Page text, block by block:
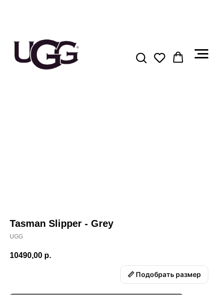
Tasman Slipper - Grey
UGG
10490,00 р.
📏 Подобрать размер